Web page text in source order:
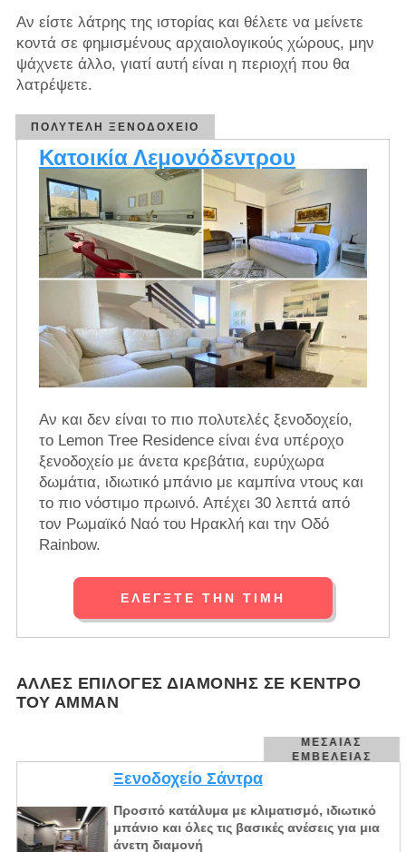
Αν είστε λάτρης της ιστορίας και θέλετε να μείνετε
κοντά σε φημισμένους αρχαιολογικούς χώρους, μην
ψάχνετε άλλο, γιατί αυτή είναι η περιοχή που θα
λατρέψετε.
ΠΟΛΥΤΕΛΉ ΞΕΝΟΔΟΧΕΊΟ
Κατοικία Λεμονόδεντρου
Αν και δεν είναι το πιο πολυτελές ξενοδοχείο,
το Lemon Tree Residence είναι ένα υπέροχο
ξενοδοχείο με άνετα κρεβάτια, ευρύχωρα
δωμάτια, ιδιωτικό μπάνιο με καμπίνα ντους και
το πιο νόστιμο πρωινό. Απέχει 30 λεπτά από
τον Ρωμαϊκό Ναό του Ηρακλή και την Οδό
Rainbow.
ΕΛΈΓΞΤΕ ΤΗΝ ΤΙΜΉ
ΆΛΛΕΣ ΕΠΙΛΟΓΈΣ ΔΙΑΜΟΝΉΣ ΣΕ ΚΈΝΤΡΟ
ΤΟΥ ΑΜΜΆΝ
ΜΕΣΑΊΑΣ
ΕΜΒΈΛΕΙΑΣ
Ξενοδοχείο Σάντρα
Προσιτό κατάλυμα με κλιματισμό, ιδιωτικό
μπάνιο και όλες τις βασικές ανέσεις για μια
άνετη διαμονή